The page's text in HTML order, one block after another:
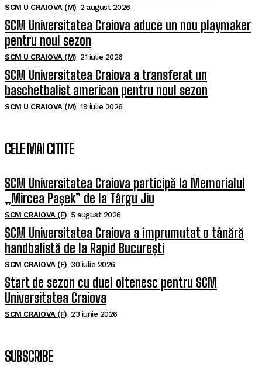
SCM U CRAIOVA (M) 2 august 2026
SCM Universitatea Craiova aduce un nou playmaker
pentru noul sezon
SCM U CRAIOVA (M) 21 iulie 2026
SCM Universitatea Craiova a transferat un
baschetbalist american pentru noul sezon
SCM U CRAIOVA (M) 19 iulie 2026
CELE MAI CITITE
SCM Universitatea Craiova participă la Memorialul
„Mircea Pașek” de la Târgu Jiu
SCM CRAIOVA (F) 5 august 2026
SCM Universitatea Craiova a împrumutat o tânără
handbalistă de la Rapid București
SCM CRAIOVA (F) 30 iulie 2026
Start de sezon cu duel oltenesc pentru SCM
Universitatea Craiova
SCM CRAIOVA (F) 23 iunie 2026
SUBSCRIBE